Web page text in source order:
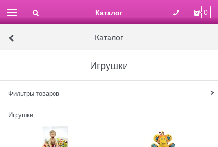
Каталог 0
Каталог
Игрушки
Фильтры товаров
Игрушки